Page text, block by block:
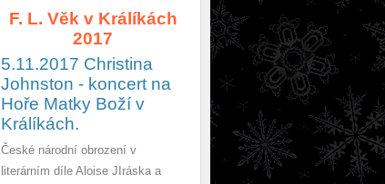
F. L. Věk v Králíkách
2017
5.11.2017 Christina
Johnston - koncert na
Hoře Matky Boží v
Králíkách.
České národní obrození v
literárním díle Aloise JIráska a